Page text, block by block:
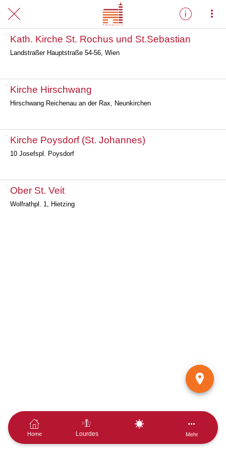
Kath. Kirche St. Rochus und St.Sebastian
Landstraßer Hauptstraße 54-56, Wien
Kirche Hirschwang
Hirschwang Reichenau an der Rax, Neunkirchen
Kirche Poysdorf (St. Johannes)
10 Josefspl. Poysdorf
Ober St. Veit
Wolfrathpl. 1, Hietzing
Home Lourdes Mehr